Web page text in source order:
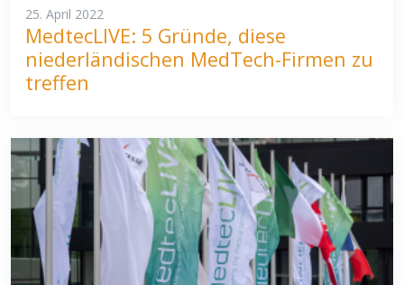
25. April 2022
MedtecLIVE: 5 Gründe, diese
niederländischen MedTech-Firmen zu
treffen